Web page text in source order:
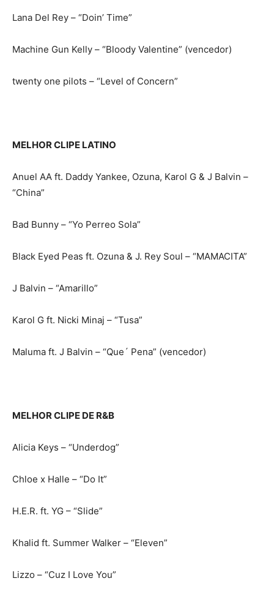
Lana Del Rey – “Doin’ Time”
Machine Gun Kelly – “Bloody Valentine” (vencedor)
twenty one pilots – “Level of Concern”
MELHOR CLIPE LATINO
Anuel AA ft. Daddy Yankee, Ozuna, Karol G & J Balvin –
“China”
Bad Bunny – “Yo Perreo Sola”
Black Eyed Peas ft. Ozuna & J. Rey Soul – “MAMACITA”
J Balvin – “Amarillo”
Karol G ft. Nicki Minaj – “Tusa”
Maluma ft. J Balvin – “Que´ Pena” (vencedor)
MELHOR CLIPE DE R&B
Alicia Keys – “Underdog”
Chloe x Halle – “Do It”
H.E.R. ft. YG – “Slide”
Khalid ft. Summer Walker – “Eleven”
Lizzo – “Cuz I Love You”